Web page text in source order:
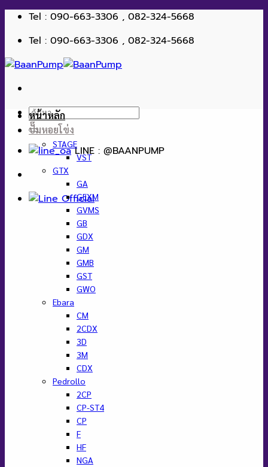
ข้าม
เนื้อหา
Tel : 090-663-3306 , 082-324-5668
Tel : 090-663-3306 , 082-324-5668
ค้นหา:
LINE : @BAANPUMP
หน้าหลัก
ปั๊มหอยโข่ง
STAGE
VST
GTX
GA
GEXM
GVMS
GB
GDX
GM
GMB
GST
GWO
Ebara
CM
2CDX
3D
3M
CDX
Pedrollo
2CP
CP-ST4
CP
F
HF
NGA